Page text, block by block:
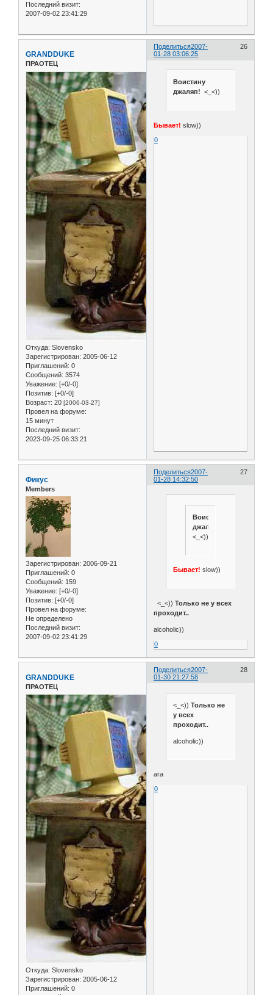
Последний визит:
2007-09-02 23:41:29
Поделиться 26
2007-
01-28 03:06:25
GRANDDUKE
ПРАОТЕЦ
Откуда: Slovensko
Зарегистрирован: 2005-06-12
Приглашений: 0
Сообщений: 3574
Уважение: [+0/-0]
Позитив: [+0/-0]
Возраст: 20 [2006-03-27]
Провел на форуме:
15 минут
Последний визит:
2023-09-25 06:33:21
Воистину
джаляп! <_<))
Бывает! slow))
0
Поделиться 27
2007-
01-28 14:32:50
Фикус
Members
Зарегистрирован: 2006-09-21
Приглашений: 0
Сообщений: 159
Уважение: [+0/-0]
Позитив: [+0/-0]
Провел на форуме:
Не определено
Последний визит:
2007-09-02 23:41:29
Воистину
джаляп!
<_<))
Бывает! slow))
<_<))Только не у всех
проходит..
alcoholic))
0
Поделиться 28
2007-
01-30 21:27:58
GRANDDUKE
ПРАОТЕЦ
Откуда: Slovensko
Зарегистрирован: 2005-06-12
Приглашений: 0
<_<)) Только не
у всех
проходит..
alcoholic))
ага
0